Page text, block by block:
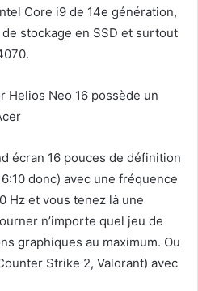
Core i9 de 14e génération,
de stockage en SSD et surtout
Helios Neo 16 possède un
écran 16 pouces de définition
donc) avec une fréquence
Hz et vous tenez là une
n’importe quel jeu de
graphiques au maximum. Ou
Strike 2, Valorant) avec